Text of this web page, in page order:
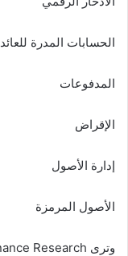
الحسابات المدرة للعائد
المدفوعات
الإقراض
إدارة الأصول
الأصول المرمزة